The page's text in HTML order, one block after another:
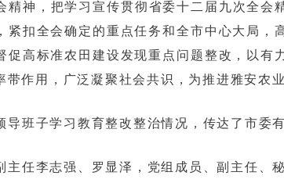
精神，把学习宣传贯彻省委十二届九次全
紧扣全会确定的重点任务和全市中心大局
促高标准农田建设发现重点问题整改，以
带作用，广泛凝聚社会共识，为推进雅安农
导班子学习教育整改整治情况，传达了市委
主任李志强、罗显泽，党组成员、副主任、